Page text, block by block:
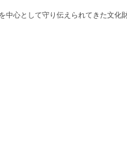
中心として守り伝えられてきた文化